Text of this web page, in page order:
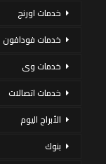
خدمات اورنج
خدمات فودافون
خدمات وى
خدمات اتصالات
الأبراج اليوم
بنوك